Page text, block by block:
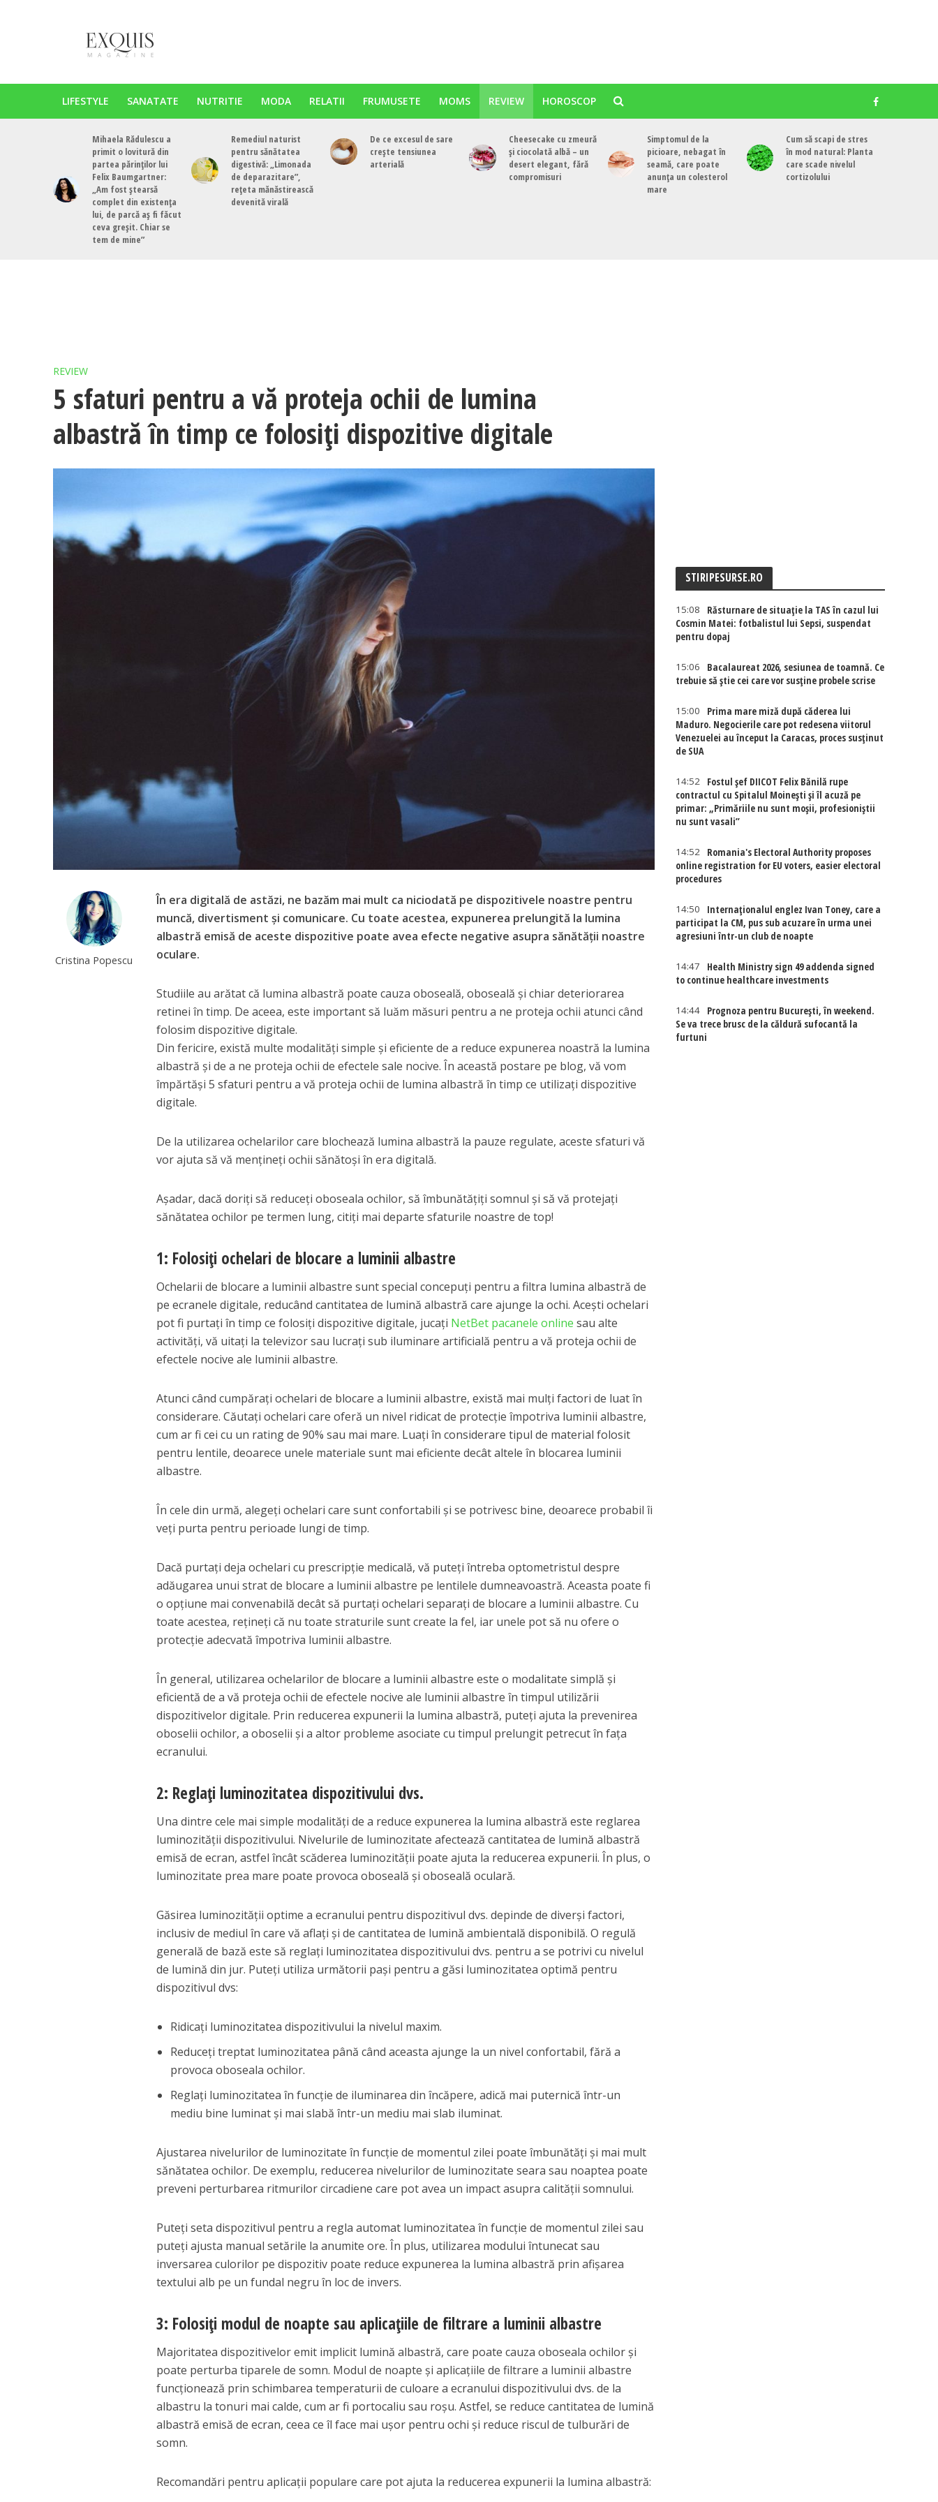
LIFESTYLE SANATATE NUTRITIE MODA RELATII FRUMUSETE MOMS REVIEW HOROSCOP
Mihaela Rădulescu a
primit o lovitură din
partea părinților lui
Felix Baumgartner:
„Am fost ștearsă
complet din existența
lui, de parcă aș fi făcut
ceva greșit. Chiar se
tem de mine”
Remediul naturist
pentru sănătatea
digestivă: „Limonada
de deparazitare”,
rețeta mănăstirească
devenită virală
De ce excesul de sare
crește tensiunea
arterială
Cheesecake cu zmeură
și ciocolată albă – un
desert elegant, fără
compromisuri
Simptomul de la
picioare, nebagat în
seamă, care poate
anunța un colesterol
mare
Cum să scapi de stres
în mod natural: Planta
care scade nivelul
cortizolului
REVIEW
5 sfaturi pentru a vă proteja ochii de lumina
albastră în timp ce folosiți dispozitive digitale
Cristina Popescu
În era digitală de astăzi, ne bazăm mai mult ca niciodată pe dispozitivele noastre pentru
muncă, divertisment și comunicare. Cu toate acestea, expunerea prelungită la lumina
albastră emisă de aceste dispozitive poate avea efecte negative asupra sănătății noastre
oculare.
Studiile au arătat că lumina albastră poate cauza oboseală, oboseală și chiar deteriorarea
retinei în timp. De aceea, este important să luăm măsuri pentru a ne proteja ochii atunci când
folosim dispozitive digitale.
Din fericire, există multe modalități simple și eficiente de a reduce expunerea noastră la lumina
albastră și de a ne proteja ochii de efectele sale nocive. În această postare pe blog, vă vom
împărtăși 5 sfaturi pentru a vă proteja ochii de lumina albastră în timp ce utilizați dispozitive
digitale.
De la utilizarea ochelarilor care blochează lumina albastră la pauze regulate, aceste sfaturi vă
vor ajuta să vă mențineți ochii sănătoși în era digitală.
Așadar, dacă doriți să reduceți oboseala ochilor, să îmbunătățiți somnul și să vă protejați
sănătatea ochilor pe termen lung, citiți mai departe sfaturile noastre de top!
1: Folosiți ochelari de blocare a luminii albastre
Ochelarii de blocare a luminii albastre sunt special concepuți pentru a filtra lumina albastră de
pe ecranele digitale, reducând cantitatea de lumină albastră care ajunge la ochi. Acești ochelari
pot fi purtați în timp ce folosiți dispozitive digitale, jucați NetBet pacanele online sau alte
activități, vă uitați la televizor sau lucrați sub iluminare artificială pentru a vă proteja ochii de
efectele nocive ale luminii albastre.
Atunci când cumpărați ochelari de blocare a luminii albastre, există mai mulți factori de luat în
considerare. Căutați ochelari care oferă un nivel ridicat de protecție împotriva luminii albastre,
cum ar fi cei cu un rating de 90% sau mai mare. Luați în considerare tipul de material folosit
pentru lentile, deoarece unele materiale sunt mai eficiente decât altele în blocarea luminii
albastre.
În cele din urmă, alegeți ochelari care sunt confortabili și se potrivesc bine, deoarece probabil îi
veți purta pentru perioade lungi de timp.
Dacă purtați deja ochelari cu prescripție medicală, vă puteți întreba optometristul despre
adăugarea unui strat de blocare a luminii albastre pe lentilele dumneavoastră. Aceasta poate fi
o opțiune mai convenabilă decât să purtați ochelari separați de blocare a luminii albastre. Cu
toate acestea, rețineți că nu toate straturile sunt create la fel, iar unele pot să nu ofere o
protecție adecvată împotriva luminii albastre.
În general, utilizarea ochelarilor de blocare a luminii albastre este o modalitate simplă și
eficientă de a vă proteja ochii de efectele nocive ale luminii albastre în timpul utilizării
dispozitivelor digitale. Prin reducerea expunerii la lumina albastră, puteți ajuta la prevenirea
oboselii ochilor, a oboselii și a altor probleme asociate cu timpul prelungit petrecut în fața
ecranului.
2: Reglați luminozitatea dispozitivului dvs.
Una dintre cele mai simple modalități de a reduce expunerea la lumina albastră este reglarea
luminozității dispozitivului. Nivelurile de luminozitate afectează cantitatea de lumină albastră
emisă de ecran, astfel încât scăderea luminozității poate ajuta la reducerea expunerii. În plus, o
luminozitate prea mare poate provoca oboseală și oboseală oculară.
Găsirea luminozității optime a ecranului pentru dispozitivul dvs. depinde de diverși factori,
inclusiv de mediul în care vă aflați și de cantitatea de lumină ambientală disponibilă. O regulă
generală de bază este să reglați luminozitatea dispozitivului dvs. pentru a se potrivi cu nivelul
de lumină din jur. Puteți utiliza următorii pași pentru a găsi luminozitatea optimă pentru
dispozitivul dvs:
Ridicați luminozitatea dispozitivului la nivelul maxim.
Reduceți treptat luminozitatea până când aceasta ajunge la un nivel confortabil, fără a
provoca oboseala ochilor.
Reglați luminozitatea în funcție de iluminarea din încăpere, adică mai puternică într-un
mediu bine luminat și mai slabă într-un mediu mai slab iluminat.
Ajustarea nivelurilor de luminozitate în funcție de momentul zilei poate îmbunătăți și mai mult
sănătatea ochilor. De exemplu, reducerea nivelurilor de luminozitate seara sau noaptea poate
preveni perturbarea ritmurilor circadiene care pot avea un impact asupra calității somnului.
Puteți seta dispozitivul pentru a regla automat luminozitatea în funcție de momentul zilei sau
puteți ajusta manual setările la anumite ore. În plus, utilizarea modului întunecat sau
inversarea culorilor pe dispozitiv poate reduce expunerea la lumina albastră prin afișarea
textului alb pe un fundal negru în loc de invers.
3: Folosiți modul de noapte sau aplicațiile de filtrare a luminii albastre
Majoritatea dispozitivelor emit implicit lumină albastră, care poate cauza oboseala ochilor și
poate perturba tiparele de somn. Modul de noapte și aplicațiile de filtrare a luminii albastre
funcționează prin schimbarea temperaturii de culoare a ecranului dispozitivului dvs. de la
albastru la tonuri mai calde, cum ar fi portocaliu sau roșu. Astfel, se reduce cantitatea de lumină
albastră emisă de ecran, ceea ce îl face mai ușor pentru ochi și reduce riscul de tulburări de
somn.
Recomandări pentru aplicații populare care pot ajuta la reducerea expunerii la lumina albastră:
STIRIPESURSE.RO
15:08
Răsturnare de situație la TAS în cazul lui
Cosmin Matei: fotbalistul lui Sepsi, suspendat
pentru dopaj
15:06
Bacalaureat 2026, sesiunea de toamnă. Ce
trebuie să știe cei care vor susține probele scrise
15:00
Prima mare miză după căderea lui
Maduro. Negocierile care pot redesena viitorul
Venezuelei au început la Caracas, proces susținut
de SUA
14:52
Fostul șef DIICOT Felix Bănilă rupe
contractul cu Spitalul Moinești și îl acuză pe
primar: „Primăriile nu sunt moșii, profesioniștii
nu sunt vasali”
14:52
Romania's Electoral Authority proposes
online registration for EU voters, easier electoral
procedures
14:50
Internaţionalul englez Ivan Toney, care a
participat la CM, pus sub acuzare în urma unei
agresiuni într-un club de noapte
14:47
Health Ministry sign 49 addenda signed
to continue healthcare investments
14:44
Prognoza pentru București, în weekend.
Se va trece brusc de la căldură sufocantă la
furtuni